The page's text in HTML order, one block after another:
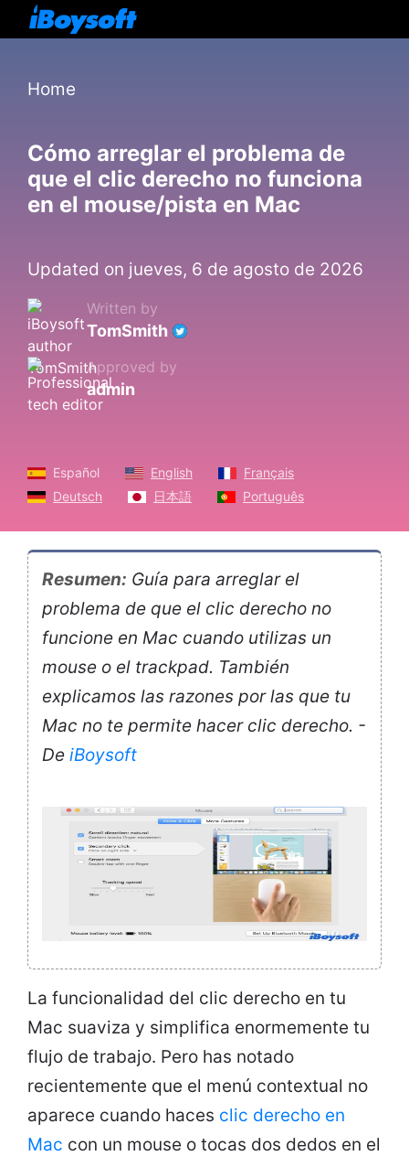
Home
Cómo arreglar el problema de
que el clic derecho no funciona
en el mouse/pista en Mac
Updated on jueves, 6 de agosto de 2026
Written by
TomSmith
Approved by
admin
Español English
Français
Deutsch
日本語 Português
Resumen: Guía para arreglar el
problema de que el clic derecho no
funcione en Mac cuando utilizas un
mouse o el trackpad. También
explicamos las razones por las que tu
Mac no te permite hacer clic derecho. -
De iBoysoft
La funcionalidad del clic derecho en tu
Mac suaviza y simplifica enormemente tu
flujo de trabajo. Pero has notado
recientemente que el menú contextual no
aparece cuando haces clic derecho en
Mac con un mouse o tocas dos dedos en el